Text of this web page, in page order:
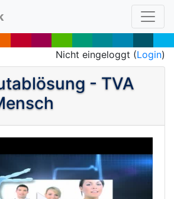
Nicht eingeloggt (Login)
- TVA